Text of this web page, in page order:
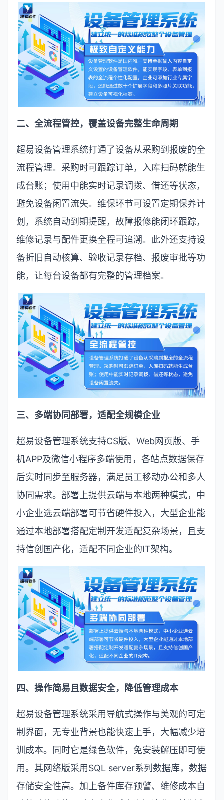
二、全流程管控，覆盖设备完整生命周期
超易设备管理系统打通了设备从采购到报废的全
流程管理。采购时可跟踪订单，入库扫码就能生
成台账；使用中能实时记录调拨、借还等状态，
避免设备闲置流失。维保环节可设置定期保养计
划，系统自动到期提醒，故障报修能闭环跟踪，
维修记录与配件更换全程可追溯。此外还支持设
备折旧自动核算、验收记录存档、报废审批等功
能，让每台设备都有完整的管理档案。
三、多端协同部署，适配全规模企业
超易设备管理系统支持CS版、 Web网页版、手
机APP及微信小程序多端使用，各站点数据保存
后实时同步至服务器，满足员工移动办公和多人
协同需求。部署上提供云端与本地两种模式，中
小企业选云端部署可节省硬件投入，大型企业能
通过本地部署搭配定制开发适配复杂场景，且支
持信创国产化，适配不同企业的IT架构。
四、操作简易且数据安全，降低管理成本
超易设备管理系统采用导航式操作与美观的可定
制界面，无专业背景也能快速上手，大幅减少培
训成本。同时它是绿色软件，免安装解压即可使
用。其网络版采用SQL server系列数据库，数据
存储安全性高。加上备件库存预警、维修成本自